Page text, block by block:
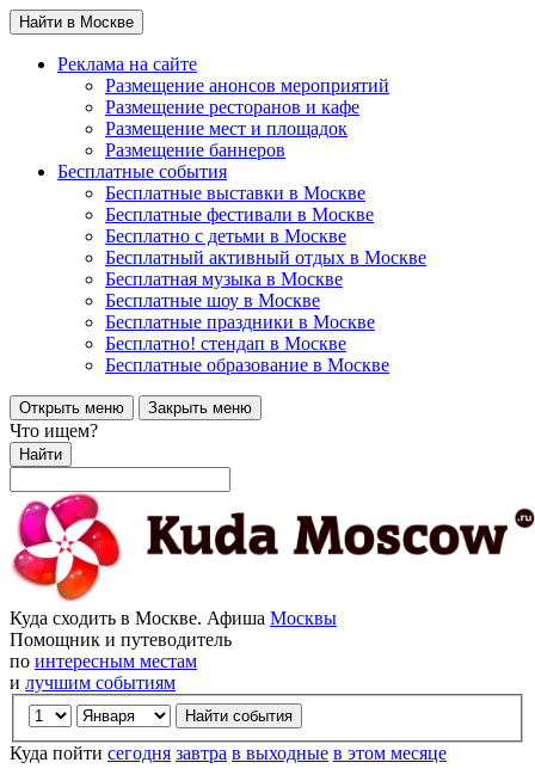
Найти в Москве
Реклама на сайте
Размещение анонсов мероприятий
Размещение ресторанов и кафе
Размещение мест и площадок
Размещение баннеров
Бесплатные события
Бесплатные выставки в Москве
Бесплатные фестивали в Москве
Бесплатно с детьми в Москве
Бесплатный активный отдых в Москве
Бесплатная музыка в Москве
Бесплатные шоу в Москве
Бесплатные праздники в Москве
Бесплатно! стендап в Москве
Бесплатные образование в Москве
Открыть меню Закрыть меню
Что ищем?
Найти
Куда сходить в Москве. Афиша Москвы
Помощник и путеводитель
по интересным местам
и лучшим событиям
Куда пойти сегодня завтра в выходные в этом месяце